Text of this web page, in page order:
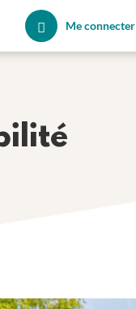
Me connecter